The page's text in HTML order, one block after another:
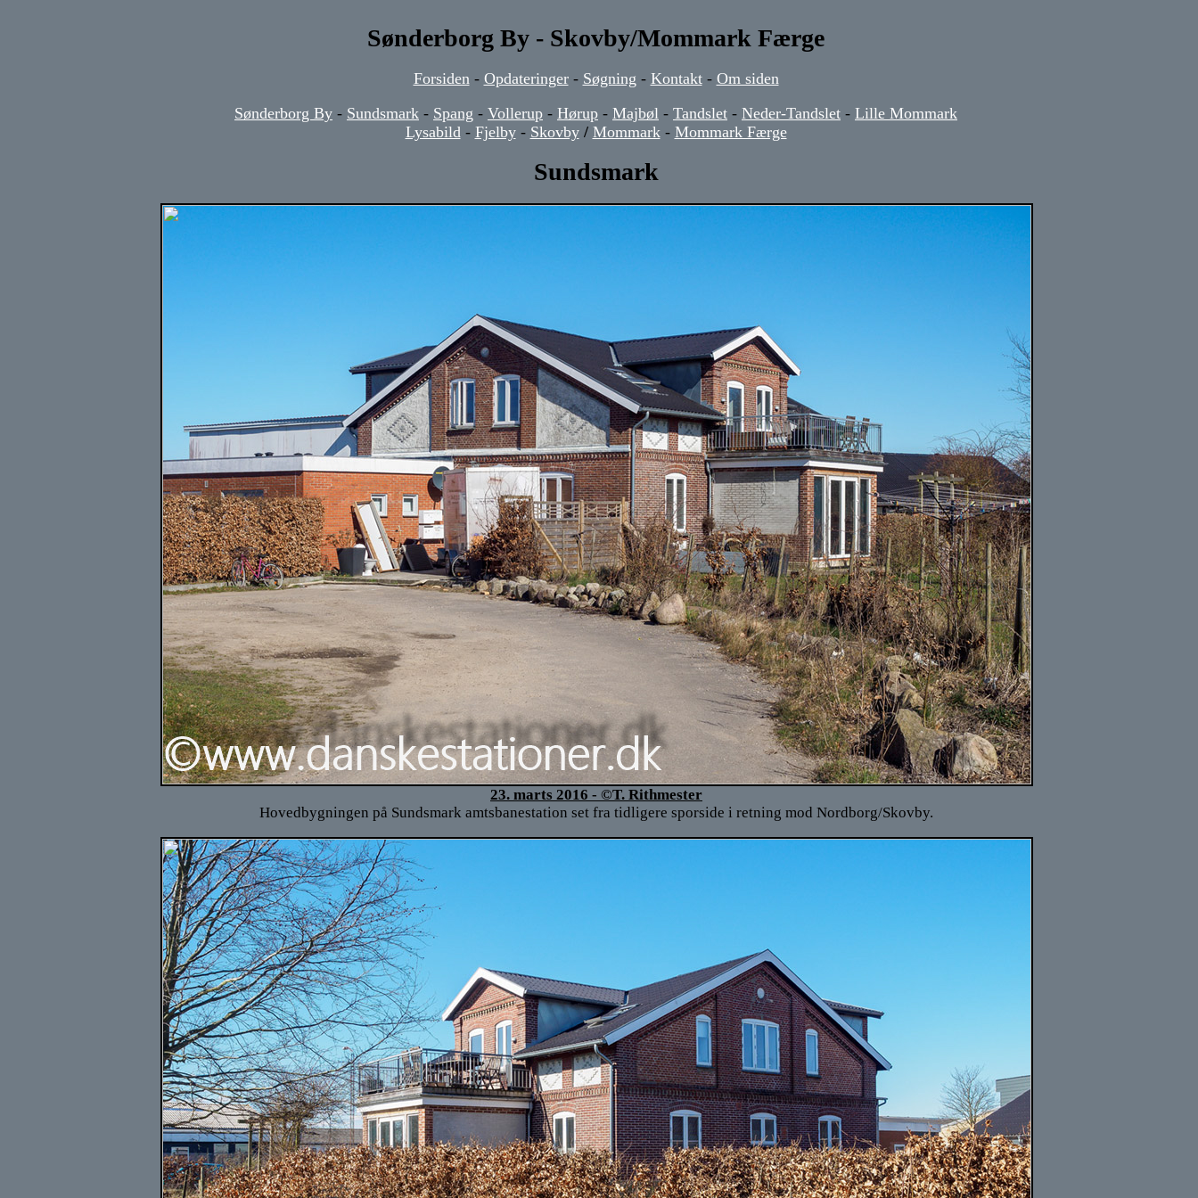
Sønderborg By - Skovby/Mommark Færge
Forsiden - Opdateringer- Søgning - Kontakt- Om siden
Sønderborg By - Sundsmark - Spang - Vollerup - Hørup - Majbøl - Tandslet - Neder-Tandslet - Lille Mommark
Lysabild - Fjelby- Skovby / Mommark- Mommark Færge
Sundsmark
23. marts 2016 - ©T. Rithmester
Hovedbygningen på Sundsmark amtsbanestation set fra tidligere sporside i retning mod Nordborg/Skovby.